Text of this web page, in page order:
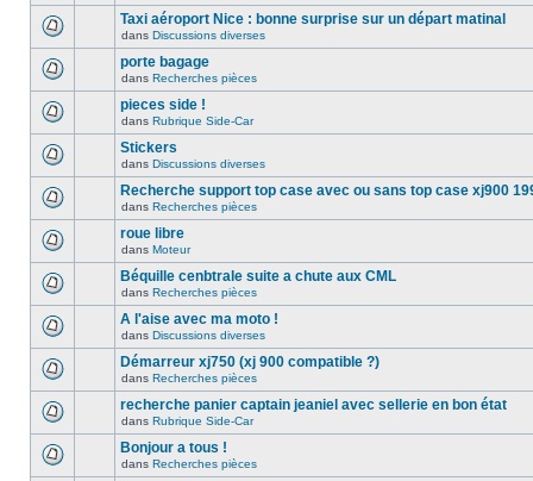
Taxi aéroport Nice : bonne surprise sur un départ matinal
dans Discussions diverses
porte bagage
dans Recherches pièces
pieces side !
dans Rubrique Side-Car
Stickers
dans Discussions diverses
Recherche support top case avec ou sans top case xj900
dans Recherches pièces
roue libre
dans Moteur
Béquille cenbtrale suite a chute aux CML
dans Recherches pièces
A l'aise avec ma moto !
dans Discussions diverses
Démarreur xj750 (xj 900 compatible ?)
dans Recherches pièces
recherche panier captain jeaniel avec sellerie en bon état
dans Rubrique Side-Car
Bonjour a tous !
dans Recherches pièces